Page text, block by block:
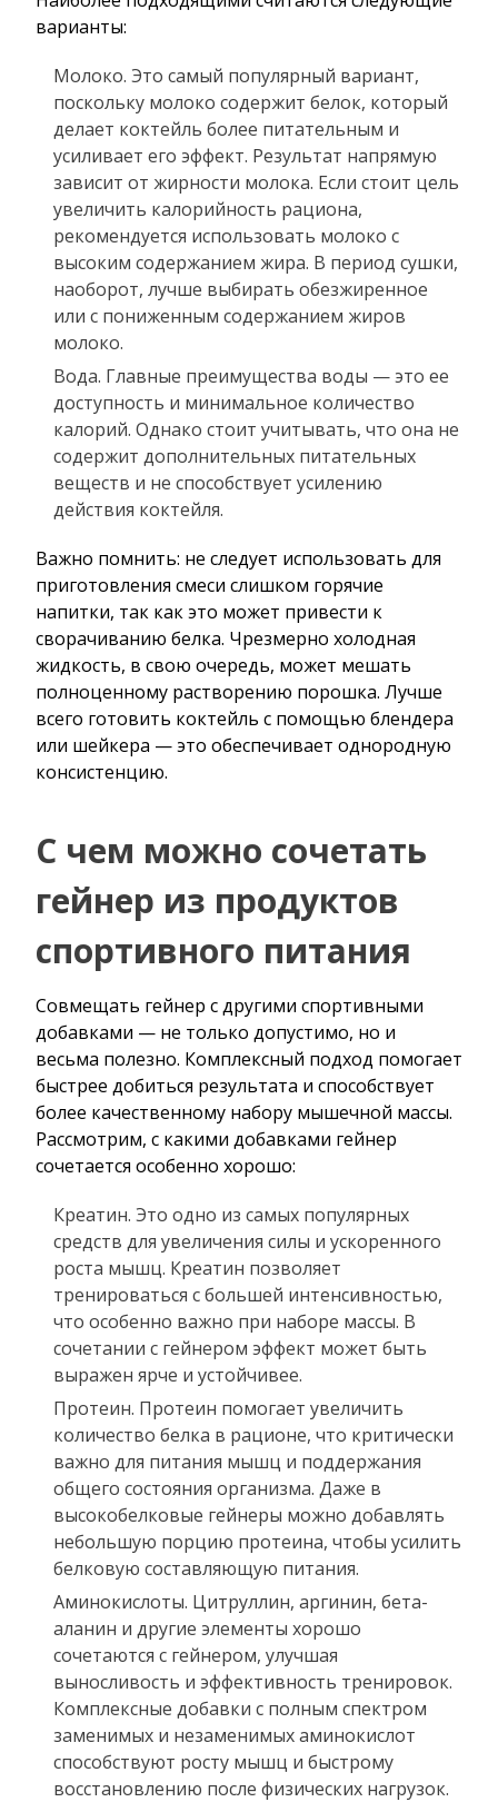
варианты:
Молоко. Это самый популярный вариант,
поскольку молоко содержит белок, который
делает коктейль более питательным и
усиливает его эффект. Результат напрямую
зависит от жирности молока. Если стоит цель
увеличить калорийность рациона,
рекомендуется использовать молоко с
высоким содержанием жира. В период сушки,
наоборот, лучше выбирать обезжиренное
или с пониженным содержанием жиров
молоко.
Вода. Главные преимущества воды — это ее
доступность и минимальное количество
калорий. Однако стоит учитывать, что она не
содержит дополнительных питательных
веществ и не способствует усилению
действия коктейля.
Важно помнить: не следует использовать для
приготовления смеси слишком горячие
напитки, так как это может привести к
сворачиванию белка. Чрезмерно холодная
жидкость, в свою очередь, может мешать
полноценному растворению порошка. Лучше
всего готовить коктейль с помощью блендера
или шейкера — это обеспечивает однородную
консистенцию.
С чем можно сочетать
гейнер из продуктов
спортивного питания
Совмещать гейнер с другими спортивными
добавками — не только допустимо, но и
весьма полезно. Комплексный подход помогает
быстрее добиться результата и способствует
более качественному набору мышечной массы.
Рассмотрим, с какими добавками гейнер
сочетается особенно хорошо:
Креатин. Это одно из самых популярных
средств для увеличения силы и ускоренного
роста мышц. Креатин позволяет
тренироваться с большей интенсивностью,
что особенно важно при наборе массы. В
сочетании с гейнером эффект может быть
выражен ярче и устойчивее.
Протеин. Протеин помогает увеличить
количество белка в рационе, что критически
важно для питания мышц и поддержания
общего состояния организма. Даже в
высокобелковые гейнеры можно добавлять
небольшую порцию протеина, чтобы усилить
белковую составляющую питания.
Аминокислоты. Цитруллин, аргинин, бета-
аланин и другие элементы хорошо
сочетаются с гейнером, улучшая
выносливость и эффективность тренировок.
Комплексные добавки с полным спектром
заменимых и незаменимых аминокислот
способствуют росту мышц и быстрому
восстановлению после физических нагрузок.